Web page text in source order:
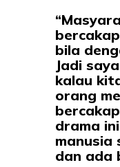
bila
Jadi
kalau
orang
drama
manusia
dan ada